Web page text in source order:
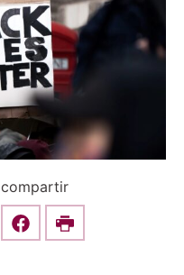
compartir
Share this on Facebook
Print